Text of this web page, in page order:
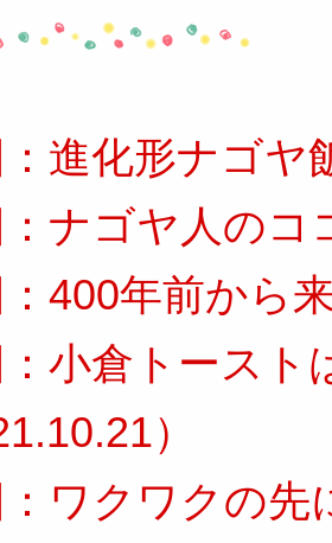
進化形ナゴヤ
ナゴヤ人のコ
400年前から
小倉トースト
）
ワクワクの先